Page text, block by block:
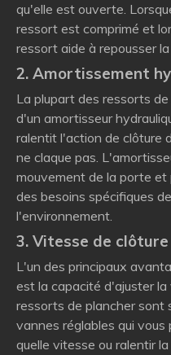
qu'elle est ouverte.
ressort est comprimé et
ressort aide à repousser
2. Amortissement
La plupart des ressorts
d'un amortisseur
ralentit l'action de clôture
ne claque pas.
mouvement de la porte
des besoins spécifiques
l'environnement.
3. Vitesse de
L'un des principaux
est la capacité d'ajuster
ressorts de plancher sont
vannes réglables qui
quelle vitesse ou ralentir